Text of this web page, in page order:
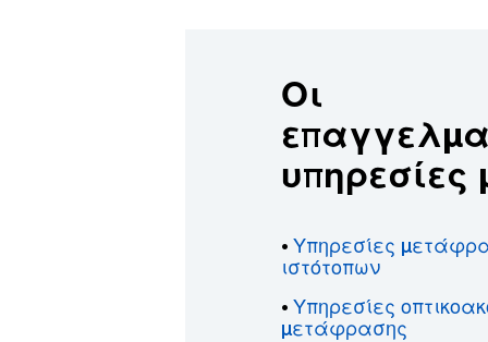
Οι
υπηρεσίες
• Υπηρεσίες
ιστότοπων
• Υπηρεσίες
μετάφρασης